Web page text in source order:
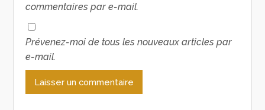
commentaires par e-mail.
Prévenez-moi de tous les nouveaux articles par
e-mail.